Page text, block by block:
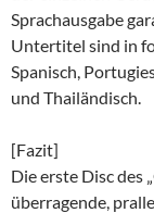
Sprachausgabe
Untertitel sind in
Spanisch,
und Thailändisch.
[Fazit]
Die erste Disc des
überragende,